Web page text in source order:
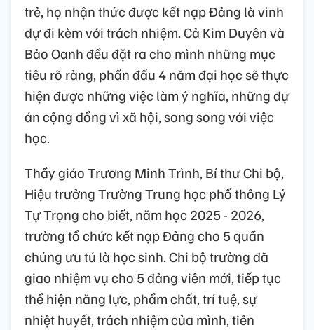
trẻ, họ nhận thức được kết nạp Đảng là vinh
dự đi kèm với trách nhiệm. Cả Kim Duyên và
Bảo Oanh đều đặt ra cho mình những mục
tiêu rõ ràng, phấn đấu 4 năm đại học sẽ thực
hiện được những việc làm ý nghĩa, những dự
án cộng đồng vì xã hội, song song với việc
học.
Thầy giáo Trương Minh Trình, Bí thư Chi bộ,
Hiệu trưởng Trường Trung học phổ thông Lý
Tự Trọng cho biết, năm học 2025 - 2026,
trường tổ chức kết nạp Đảng cho 5 quần
chúng ưu tú là học sinh. Chi bộ trường đã
giao nhiệm vụ cho 5 đảng viên mới, tiếp tục
thể hiện năng lực, phẩm chất, trí tuệ, sự
nhiệt huyết, trách nhiệm của mình, tiên